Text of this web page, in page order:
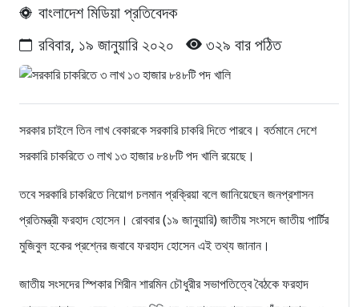
বাংলাদেশ মিডিয়া প্রতিবেদক
রবিবার, ১৯ জানুয়ারি ২০২০
৩২৯ বার পঠিত
সরকার চাইলে তিন লাখ বেকারকে সরকারি চাকরি দিতে পারবে। বর্তমানে দেশে
সরকারি চাকরিতে ৩ লাখ ১৩ হাজার ৮৪৮টি পদ খালি রয়েছে।
তবে সরকারি চাকরিতে নিয়োগ চলমান প্রক্রিয়া বলে জানিয়েছেন জনপ্রশাসন
প্রতিমন্ত্রী ফরহাদ হোসেন। রোববার (১৯ জানুয়ারি) জাতীয় সংসদে জাতীয় পার্টির
মুজিবুল হকের প্রশ্নের জবাবে ফরহাদ হোসেন এই তথ্য জানান।
জাতীয় সংসদের স্পিকার শিরীন শারমিন চৌধুরীর সভাপতিত্বে বৈঠকে ফরহাদ